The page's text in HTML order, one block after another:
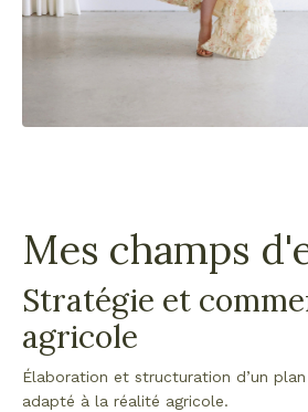
Mes champs
Stratégie et
agricole
Élaboration et structuration d’un
adapté à la réalité agricole.